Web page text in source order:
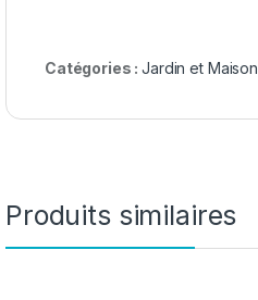
Catégories :Jardin et Maison
Produits similaires